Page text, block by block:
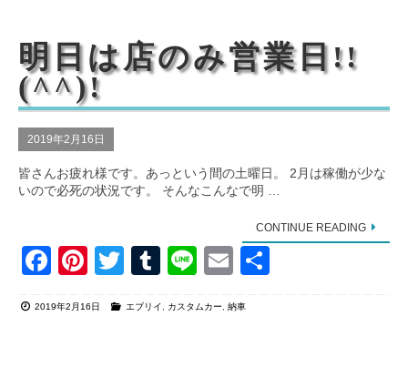
o
o
k
明日は店のみ営業日!!
(^^)!
2019年2月16日
皆さんお疲れ様です。あっという間の土曜日。 2月は稼働が少な
いので必死の状況です。 そんなこんなで明 …
CONTINUE READING
F
c
Pi
er
T
tt
T
m
Li
e
E
ail
2019年2月16日 エブリイ カスタムカー ,納車